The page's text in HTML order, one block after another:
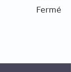
Fermé